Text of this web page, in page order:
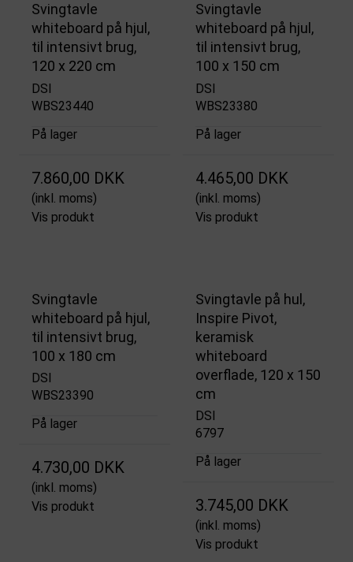
Svingtavle
whiteboard på hjul,
til intensivt brug,
120 x 220 cm
DSI
WBS23440
På lager
7.860,00 DKK
(inkl. moms)
Vis produkt
Svingtavle
whiteboard på hjul,
til intensivt brug,
100 x 150 cm
DSI
WBS23380
På lager
4.465,00 DKK
(inkl. moms)
Vis produkt
Svingtavle
whiteboard på hjul,
til intensivt brug,
100 x 180 cm
DSI
WBS23390
På lager
4.730,00 DKK
(inkl. moms)
Vis produkt
Svingtavle på hul,
Inspire Pivot,
keramisk
whiteboard
overflade, 120 x 150
cm
DSI
6797
På lager
3.745,00 DKK
(inkl. moms)
Vis produkt